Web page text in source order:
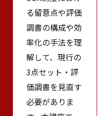
る留意点や評価
調書の構成や効
率化の手法を理
解して、現行の
3点セット・評
価調書を見直す
必要がありま